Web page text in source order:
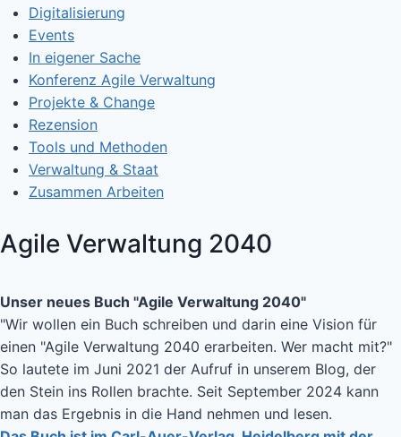
Digitalisierung
Events
In eigener Sache
Konferenz Agile Verwaltung
Projekte & Change
Rezension
Tools und Methoden
Verwaltung & Staat
Zusammen Arbeiten
Agile Verwaltung 2040
Unser neues Buch "Agile Verwaltung 2040"
"Wir wollen ein Buch schreiben und darin eine Vision für
einen "Agile Verwaltung 2040 erarbeiten. Wer macht mit?"
So lautete im Juni 2021 der Aufruf in unserem Blog, der
den Stein ins Rollen brachte. Seit September 2024 kann
man das Ergebnis in die Hand nehmen und lesen.